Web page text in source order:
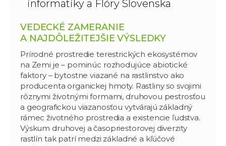
informatiky a Flóry Slovenska
VEDECKÉ ZAMERANIE
A NAJDÔLEŽITEJŠIE VÝSLEDKY
Prírodné prostredie terestrických ekosystémov
na Zemi je – pominúc rozhodujúce abiotické
faktory – bytostne viazané na rastlinstvo ako
producenta organickej hmoty. Rastliny so svojimi
rôznymi životnými formami, druhovou pestrosťou
a geografickou viazanosťou vytvárajú základný
rámec životného prostredia a existencie ľudstva.
Výskum druhovej a časopriestorovej diverzity
rastlín tak patrí medzi základné a kľúčové